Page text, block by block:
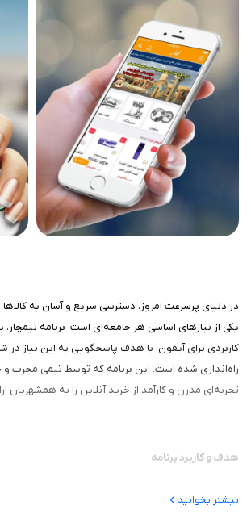
در دنیای پرسرعت امروز، دسترسی سریع و آسان به
یکی از نیازهای اساسی هر جامعه‌ای است. برنامه
کاربردی برای آیفون، با هدف پاسخگویی به این نیاز در
راه‌اندازی شده است. این برنامه که توسط تیمی مجرب و
تجربه‌ای مدرن و کارآمد از خرید آنلاین را به همشهریان
هدف و کاربرد برنامه
بیشتر بخوانید